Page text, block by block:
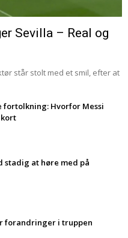
Sevilla – Real og
står stolt med et smil, efter at
fortolkning: Hvorfor Messi
at høre med på
forandringer i truppen